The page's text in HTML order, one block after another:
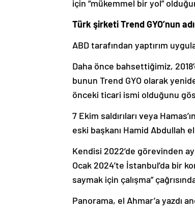
için “mükemmel bir yol”
Türk şirketi Trend GYO’nun
ABD tarafından yaptırım
Daha önce bahsettiğimiz,
bunun Trend GYO olarak
önceki ticari ismi olduğunu
7 Ekim saldırıları veya
eski başkanı Hamid Abdullah
Kendisi 2022’de görevinden
Ocak 2024’te İstanbul’da bir
saymak için çalışma”
Panorama, el Ahmar’a yazdı